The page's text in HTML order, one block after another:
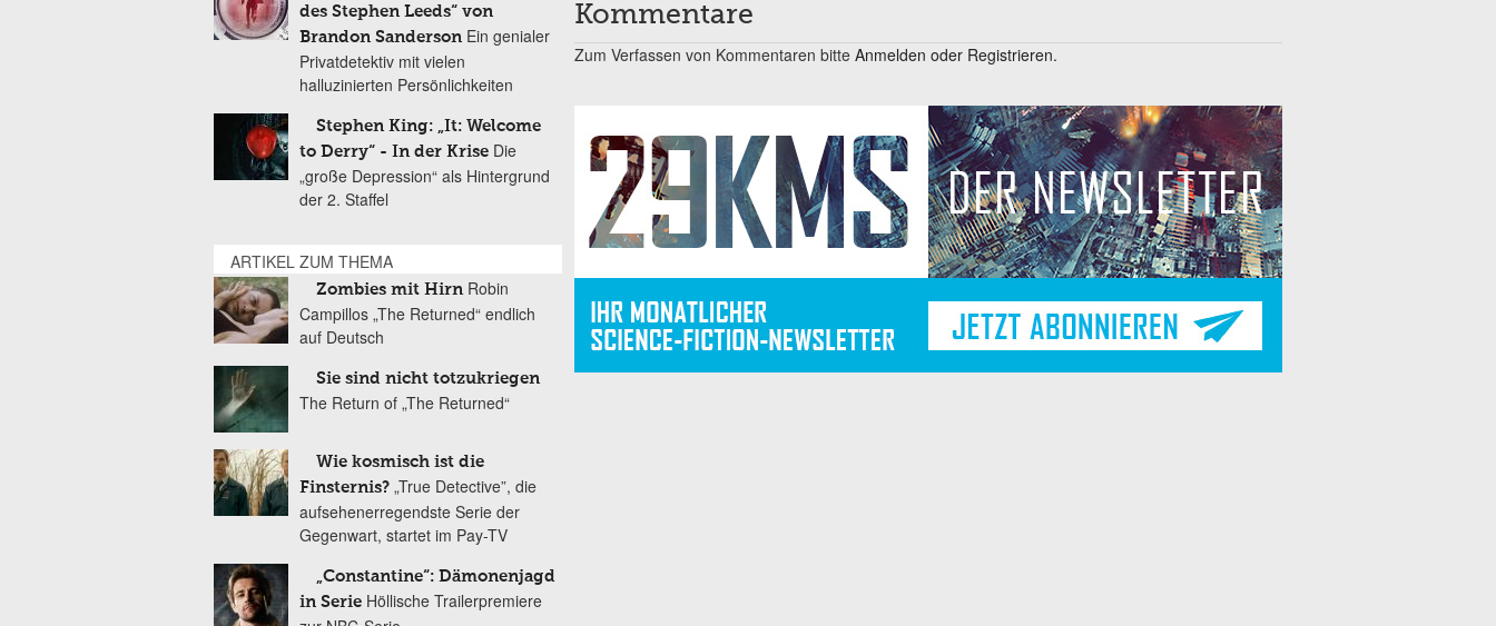
Kommentare
Zum Verfassen von Kommentaren bitte Anmelden oder Registrieren.
des Stephen Leeds“ von
Brandon Sanderson Ein genialer
Privatdetektiv mit vielen
halluzinierten Persönlichkeiten
Stephen King: „It: Welcome
to Derry“ - In der Krise Die
„große Depression“ als Hintergrund
der 2. Staffel
ARTIKEL ZUM THEMA
Zombies mit Hirn Robin
Campillos „The Returned“ endlich
auf Deutsch
Sie sind nicht totzukriegen
The Return of „The Returned“
Wie kosmisch ist die
Finsternis? „True Detective”, die
aufsehenerregendste Serie der
Gegenwart, startet im Pay-TV
„Constantine“: Dämonenjagd
in Serie Höllische Trailerpremiere